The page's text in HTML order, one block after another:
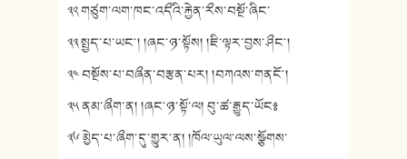
༣༢ གཙུག་ལག་ཁང་འདྀའི་རྐྱེན་རྀས་བསྔོ་ཞིང་
༣༣ སྤྱད་པ་ཡང༌། །ཞང་ཉ་སྟོས། །ཇི་ལྟར་བྱས་ཤྀང༌།
༣༤ བསྔོས་པ་བཞྀན་བརྩན་པར། །བཀའས་གནངོ༌།
༣༥ ནམ་ཞྀག་ན། །ཞང་ཉ་སྟོ་ལ། བུ་ཚ་རྒྱུད་ཡོང༔
༣༦ མྱེད་པ་ཞྀག་དུ་གྱུར་ན། །ཁོལ་ཡུལ་ལས་སྩོགས་